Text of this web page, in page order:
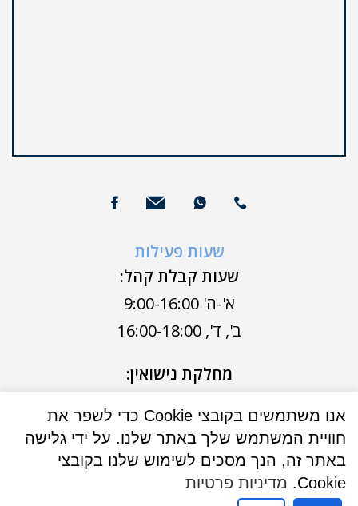
שעות פעילות
שעות קבלת קהל:
א'-ה' 9:00-16:00
ב', ד', 16:00-18:00
מחלקת נישואין:
ב',ד' 16:00-18:00
אנו משתמשים בקובצי Cookie כדי לשפר את
חוויית המשתמש שלך באתר שלנו. על ידי גלישה
באתר זה, הנך מסכים לשימוש שלנו בקובצי
Cookie.
מדיניות פרטיות